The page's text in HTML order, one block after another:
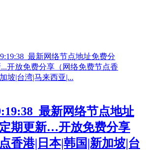
最新网络节点地址
期更新…开放免费分享
香港|日本|韩国|新加坡|台